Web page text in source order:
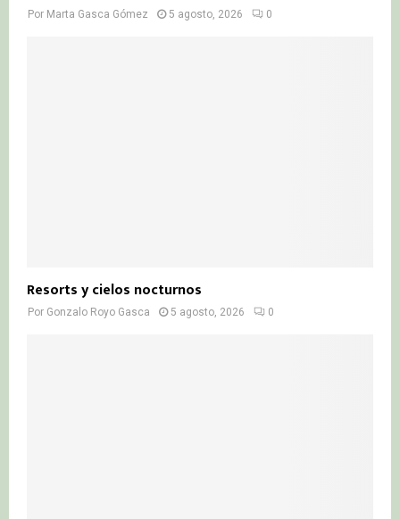
Por Marta Gasca Gómez 5 agosto, 2026 0
Resorts y cielos nocturnos
Por Gonzalo Royo Gasca 5 agosto, 2026 0